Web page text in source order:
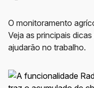
O monitoramento
Veja as principais
ajudarão no trabalho.